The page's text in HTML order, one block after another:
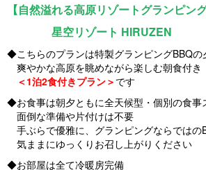
【自然溢れる高原リゾートグランピング
星空リゾート HIRUZEN
◆こちらのプランは特製グランピングBBQの
爽やかな高原を眺めながら楽しむ朝食付き
＜1泊2食付きプラン＞ です
◆お食事は朝夕ともに全天候型・個別の食事
面倒な準備や片付けは不要
手ぶらで優雅に、グランピングならではの
気ままにゆっくりお召し上がりください
◆お部屋は全て冷暖房完備